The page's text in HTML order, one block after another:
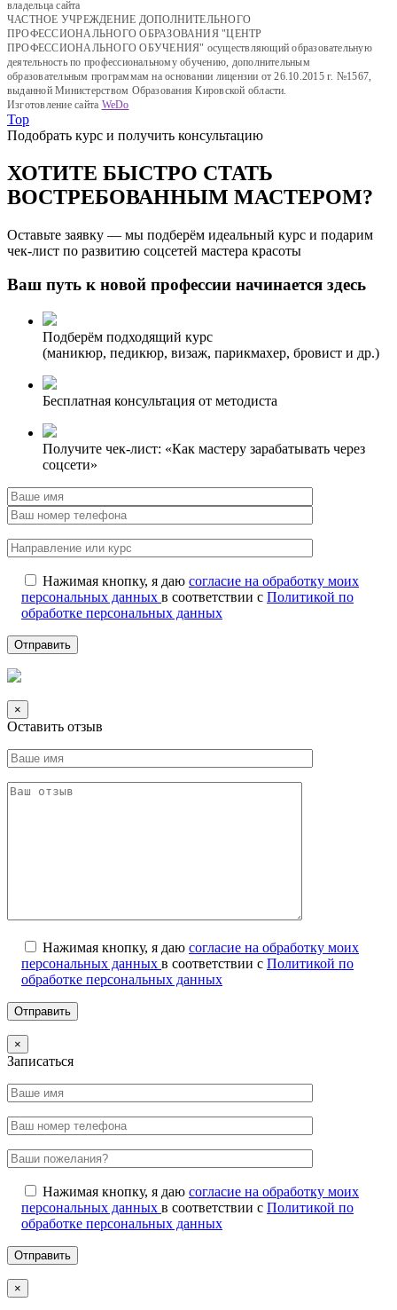
владельца сайта
ЧАСТНОЕ УЧРЕЖДЕНИЕ ДОПОЛНИТЕЛЬНОГО
ПРОФЕССИОНАЛЬНОГО ОБРАЗОВАНИЯ "ЦЕНТР
ПРОФЕССИОНАЛЬНОГО ОБУЧЕНИЯ" осуществляющий образовательную
деятельность по профессиональному обучению, дополнительным
образовательным программам на основании лицензии от 26.10.2015 г. №1567,
выданной Министерством Образования Кировской области.
Изготовление сайта WeDo
Top
Подобрать курс и получить консультацию
ХОТИТЕ БЫСТРО СТАТЬ
ВОСТРЕБОВАННЫМ МАСТЕРОМ?
Оставьте заявку — мы подберём идеальный курс и подарим
чек-лист по развитию соцсетей мастера красоты
Ваш путь к новой профессии начинается здесь
Подберём подходящий курс
(маникюр, педикюр, визаж, парикмахер, бровист и др.)
Бесплатная консультация от методиста
Получите чек-лист: «Как мастеру зарабатывать через
соцсети»
Нажимая кнопку, я даю согласие на обработку моих
персональных данных в соответствии с Политикой по
обработке персональных данных
×
Оставить отзыв
Нажимая кнопку, я даю согласие на обработку моих
персональных данных в соответствии с Политикой по
обработке персональных данных
×
Записаться
Нажимая кнопку, я даю согласие на обработку моих
персональных данных в соответствии с Политикой по
обработке персональных данных
×